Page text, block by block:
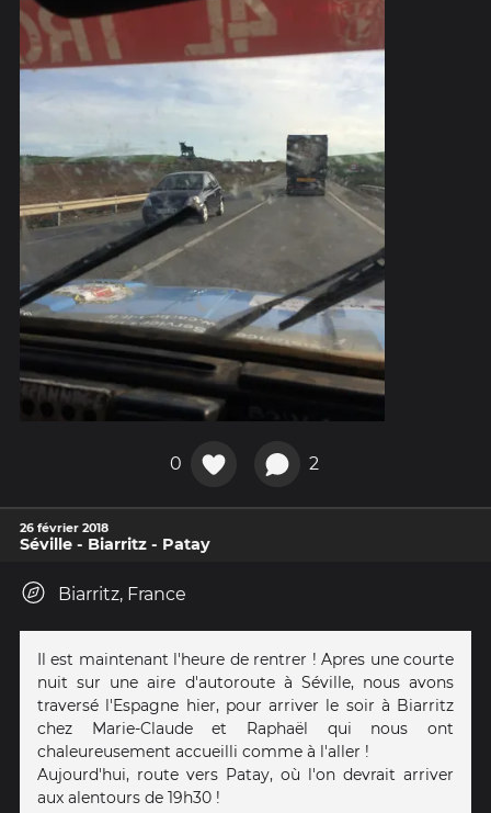
0 2
26 février 2018
Séville - Biarritz - Patay
Biarritz, France
Il est maintenant l'heure de rentrer ! Apres une courte
nuit sur une aire d'autoroute à Séville, nous avons
traversé l'Espagne hier, pour arriver le soir à Biarritz
chez Marie-Claude et Raphaël qui nous ont
chaleureusement accueilli comme à l'aller !
Aujourd'hui, route vers Patay, où l'on devrait arriver
aux alentours de 19h30 !